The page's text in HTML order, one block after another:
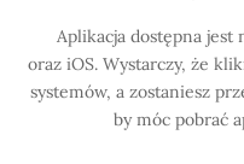
Aplikacja dostępna jest
oraz iOS. Wystarczy, że
systemów, a zostaniesz
by móc pobrać